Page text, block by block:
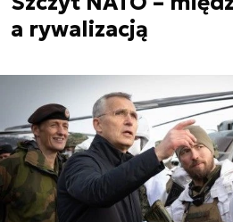
a rywalizacją